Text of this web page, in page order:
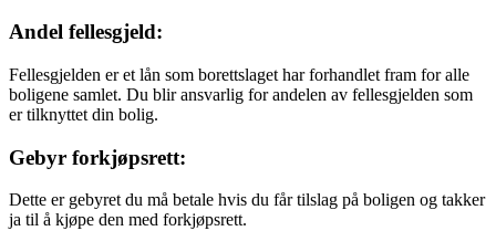
Andel fellesgjeld:
Fellesgjelden er et lån som borettslaget har forhandlet fram for alle
boligene samlet. Du blir ansvarlig for andelen av fellesgjelden som
er tilknyttet din bolig.
Gebyr forkjøpsrett:
Dette er gebyret du må betale hvis du får tilslag på boligen og takker
ja til å kjøpe den med forkjøpsrett.